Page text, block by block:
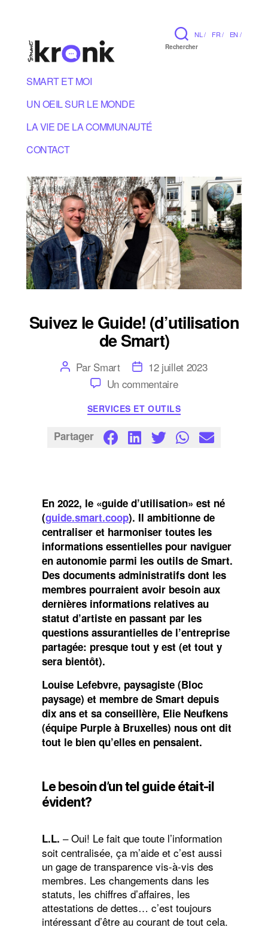
NL / FR / EN /
Rechercher
SMART ET MOI
UN OEIL SUR LE MONDE
LA VIE DE LA COMMUNAUTÉ
CONTACT
Suivez le Guide! (d’utilisation
de Smart)
Auteur
de
l’article
Par Smart Date
de
l’article
12 juillet 2023
Un commentairesur
le
Guide!
de
Smart)
Catégories
SERVICES ET OUTILS
Partager
En 2022, le «guide d’utilisation» est né
(guide.smart.coop). Il ambitionne de
centraliser et harmoniser toutes les
informations essentielles pour naviguer
en autonomie parmi les outils de Smart.
Des documents administratifs dont les
membres pourraient avoir besoin aux
dernières informations relatives au
statut d’artiste en passant par les
questions assurantielles de l’entreprise
partagée: presque tout y est (et tout y
sera bientôt).
Louise Lefebvre, paysagiste (Bloc
paysage) et membre de Smart depuis
dix ans et sa conseillère, Elie Neufkens
(équipe Purple à Bruxelles) nous ont dit
tout le bien qu’elles en pensaient.
Le besoin d’un tel guide était-il
évident?
L.L. – Oui! Le fait que toute l’information
soit centralisée, ça m’aide et c’est aussi
un gage de transparence vis-à-vis des
membres. Les changements dans les
statuts, les chiffres d’affaires, les
attestations de dettes… c’est toujours
intéressant d’être au courant de tout cela.